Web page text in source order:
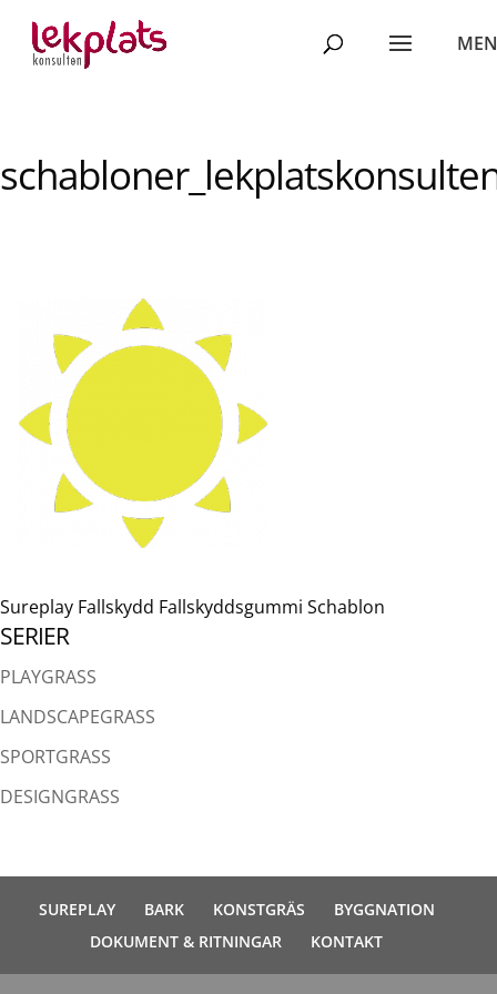
Sureplay Fallskydd Fallskyddsgummi Schablon
SERIER
PLAYGRASS
LANDSCAPEGRASS
SPORTGRASS
DESIGNGRASS
SUREPLAY BARK KONSTGRÄS
BYGGNATION
DOKUMENT & RITNINGAR
KONTAKT